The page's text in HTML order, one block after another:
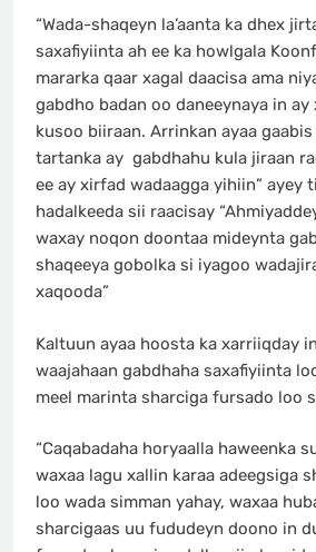
“Wada-shaqeyn la’aanta ka dhex
saxafiyiinta ah ee ka howlgala
mararka qaar xagal daacisa ama
gabdho badan oo daneeynaya in
kusoo biiraan. Arrinkan ayaa
tartanka ay gabdhahu kula jiraan
ee ay xirfad wadaagga yihiin” ayey
hadalkeeda sii raacisay
waxay noqon doontaa mideynta
shaqeeya gobolka si iyagoo
xaqooda”
Kaltuun ayaa hoosta ka xarriiqday
waajahaan gabdhaha saxafiyiinta
meel marinta sharciga fursado loo
“Caqabadaha horyaalla haweenka
waxaa lagu xallin karaa adeegsiga
loo wada simman yahay, waxaa
sharcigaas uu fududeyn doono in